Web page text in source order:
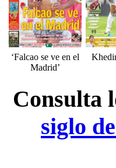
‘Falcao se ve en el
Madrid’
Consulta
siglo